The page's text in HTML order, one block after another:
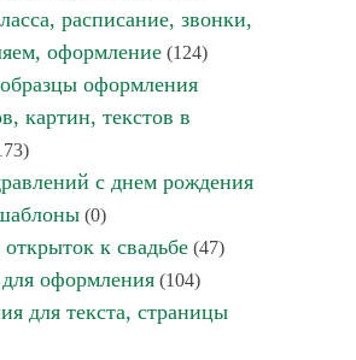
расписание, звонки,
оформление(124)
оформления
картин, текстов в
с днем рождения
(0)
к свадьбе(47)
оформления(104)
для текста, страницы